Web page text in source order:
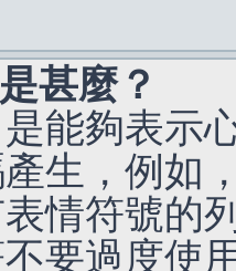
甚麼？
能夠表示
生，例如
情符號的
要過度使